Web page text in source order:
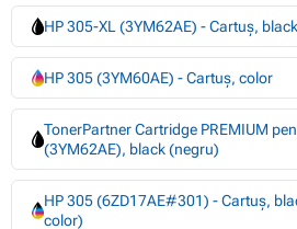
HP 305-XL (3YM62AE) - Cartuș,
HP 305 (3YM60AE) - Cartuș, color
TonerPartner Cartridge PREMIUM
(3YM62AE), black (negru)
HP 305 (6ZD17AE#301) - Cartuș,
color)